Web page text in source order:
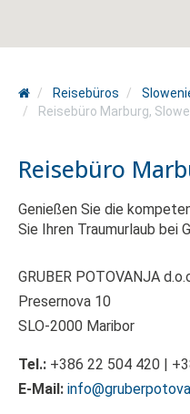
Reisebüros
Reisebüro Marburg,
Reisebüro
Genießen Sie die
Sie Ihren Traumurlaub bei
GRUBER POTOVANJA
Presernova 10
SLO-2000 Maribor
Tel.: +386 22 504 420 |
E-Mail: